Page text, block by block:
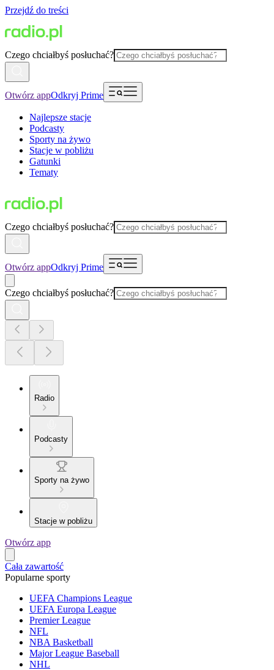
Przejdź do treści
Czego chciałbyś posłuchać?
Otwórz appOdkryj Prime
Najlepsze stacje
Podcasty
Sporty na żywo
Stacje w pobliżu
Gatunki
Tematy
Czego chciałbyś posłuchać?
Otwórz appOdkryj Prime
Czego chciałbyś posłuchać?
Radio
Podcasty
Sporty na żywo
Stacje w pobliżu
Otwórz app
Cała zawartość
Popularne sporty
UEFA Champions League
UEFA Europa League
Premier League
NFL
NBA Basketball
Major League Baseball
NHL